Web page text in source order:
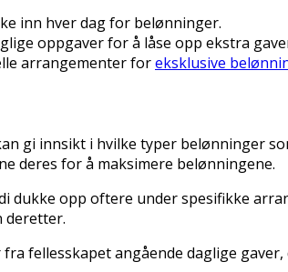
inn hver dag for belønninger.
oppgaver for å låse opp ekstra
arrangementer foreksklusive
gi innsikt i hvilke typer belønninger
deres for å maksimere belønningene.
dukke opp oftere under spesifikke
deretter.
fellesskapet angående daglige